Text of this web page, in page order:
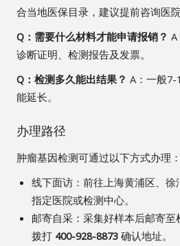
合当地医保目录，建议提前咨询医院
Q：需要什么材料才能申请报销？
诊断证明、检测报告及发票。
Q：检测多久能出结果？ A：一般7-
能延长。
办理路径
肿瘤基因检测可通过以下方式办理：
线下面访：前往上海黄浦区、
指定医院或检测中心。
邮寄自采：采集好样本后邮寄
拨打 400-928-8873确认地址。